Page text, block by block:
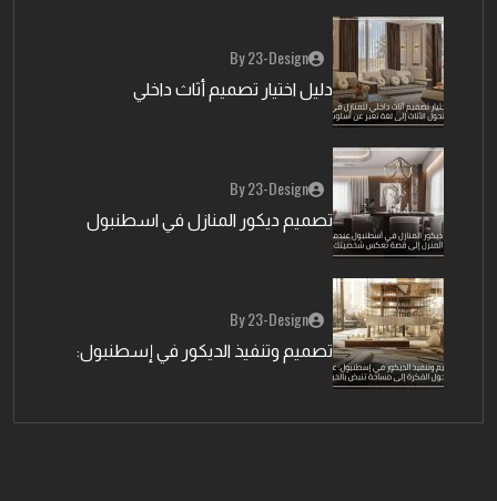
By 23-Design
دليل اختيار تصميم أثاث داخلي
By 23-Design
تصميم ديكور المنازل في اسطنبول
By 23-Design
تصميم وتنفيذ الديكور في إسطنبول: